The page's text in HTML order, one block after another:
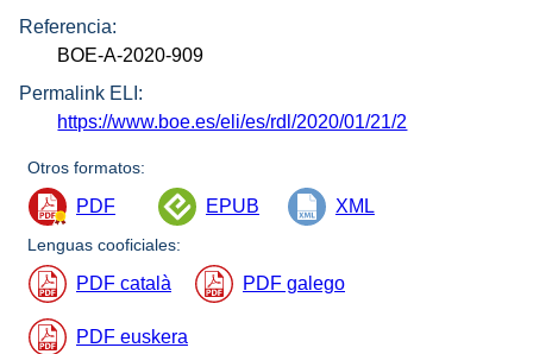
Referencia:
BOE-A-2020-909
Permalink ELI:
https://www.boe.es/eli/es/rdl/2020/01/21/2
Otros formatos:
PDF EPUB XML
Lenguas cooficiales:
PDF català PDF galego
PDF euskera